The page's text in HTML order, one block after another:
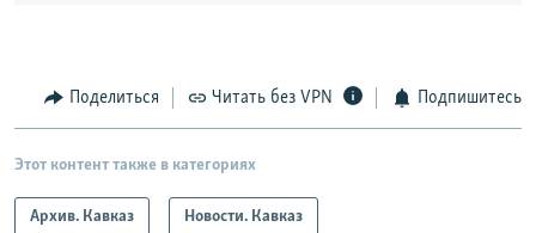
Поделиться Читать без VPN Подпишитесь
Этот контент также в категориях
Архив. Кавказ Новости. Кавказ